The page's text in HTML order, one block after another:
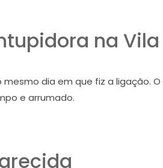
na
dia em que fiz a ligação.
e arrumado.